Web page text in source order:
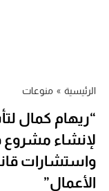
الرئيسية » منوعات
“ريهام كمال
لإنشاء
واستشارات
الأعمال”